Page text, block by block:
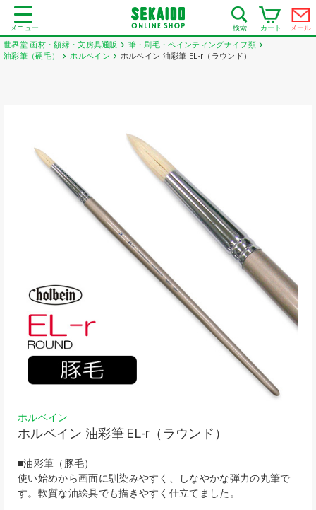
メニュー 検索 カート メール
世界堂 画材・額縁・文房具通販
筆・刷毛・ペインティングナイフ類
油彩筆（硬毛）
ホルベイン ホルベイン 油彩筆 EL-r（ラウンド）
ホルベイン
ホルベイン 油彩筆 EL-r（ラウンド）
■油彩筆（豚毛）
使い始めから画面に馴染みやすく、しなやかな弾力の丸筆で
す。軟質な油絵具でも描きやすく仕立てました。